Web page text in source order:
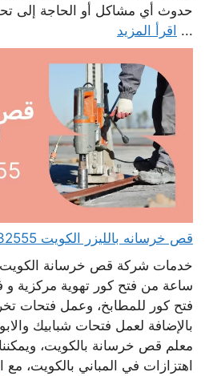
حدوث أي مشاكل أو الحاجة إلى
... اقرأ المزيد
قص خرسانه بالليزر الكويت 65932555 فتح كور تكييف
ساعة من فتح كور تهوية مركزية و
فتح كور للمطابخ، وعمل فتحات
بالإضافة لعمل فتحات شبابيك
معلم قص خرسانة بالكويت،
اهتزازات في المباني بالكويت،